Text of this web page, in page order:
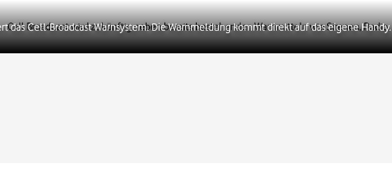
das Cell-Broadcast Warnsystem. Die Warnmeldung kommt direkt auf das eigene Handy.